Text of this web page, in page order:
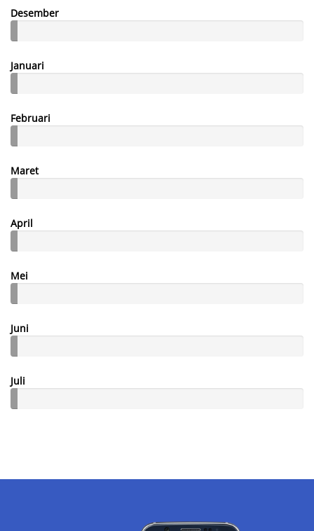
Desember
Januari
Februari
Maret
April
Mei
Juni
Juli